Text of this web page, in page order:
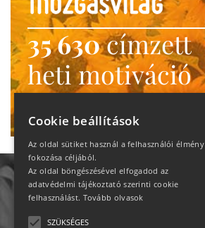
35 630címzett
heti motiváció
Ne maradj le!
Cookie beállítások
Az oldal sütiket használ a felhasználói élmény
fokozása céljából.
Az oldal böngészésével elfogadod az
adatvédelmi tájékoztató szerinti cookie
felhasználást. Tovább olvasok
SZÜKSÉGES